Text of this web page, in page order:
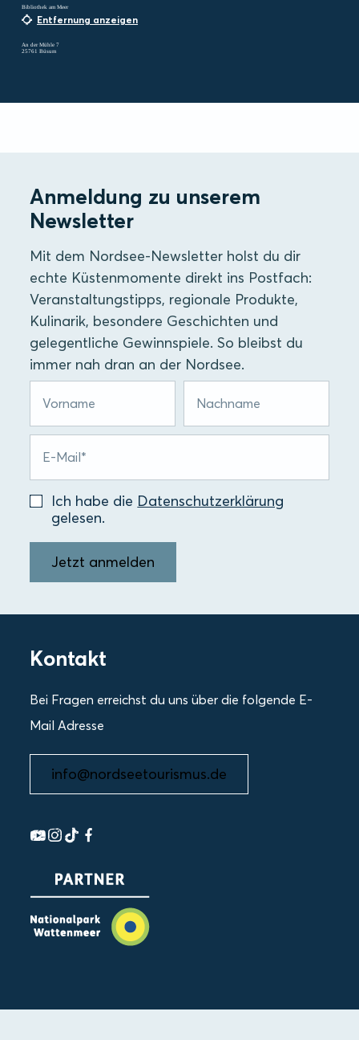
Bibliothek am Meer
Entfernung anzeigen
An der Mühle 7
25761 Büsum
Anmeldung zu unserem
Newsletter
Mit dem Nordsee-Newsletter holst du dir
echte Küstenmomente direkt ins Postfach:
Veranstaltungstipps, regionale Produkte,
Kulinarik, besondere Geschichten und
gelegentliche Gewinnspiele. So bleibst du
immer nah dran an der Nordsee.
Ich habe die Datenschutzerklärung
gelesen.
Jetzt anmelden
Kontakt
Bei Fragen erreichst du uns über die folgende E-
Mail Adresse
info@nordseetourismus.de